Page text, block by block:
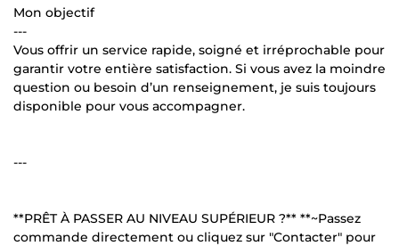
Mon objectif
---
Vous offrir un service rapide, soigné et irréprochable pour
garantir votre entière satisfaction. Si vous avez la moindre
question ou besoin d’un renseignement, je suis toujours
disponible pour vous accompagner.
---
**PRÊT À PASSER AU NIVEAU SUPÉRIEUR ?** **~Passez
commande directement ou cliquez sur "Contacter" pour